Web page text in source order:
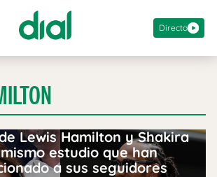
Directo
Lewis Hamilton y Shakira
estudio que han
a sus seguidores